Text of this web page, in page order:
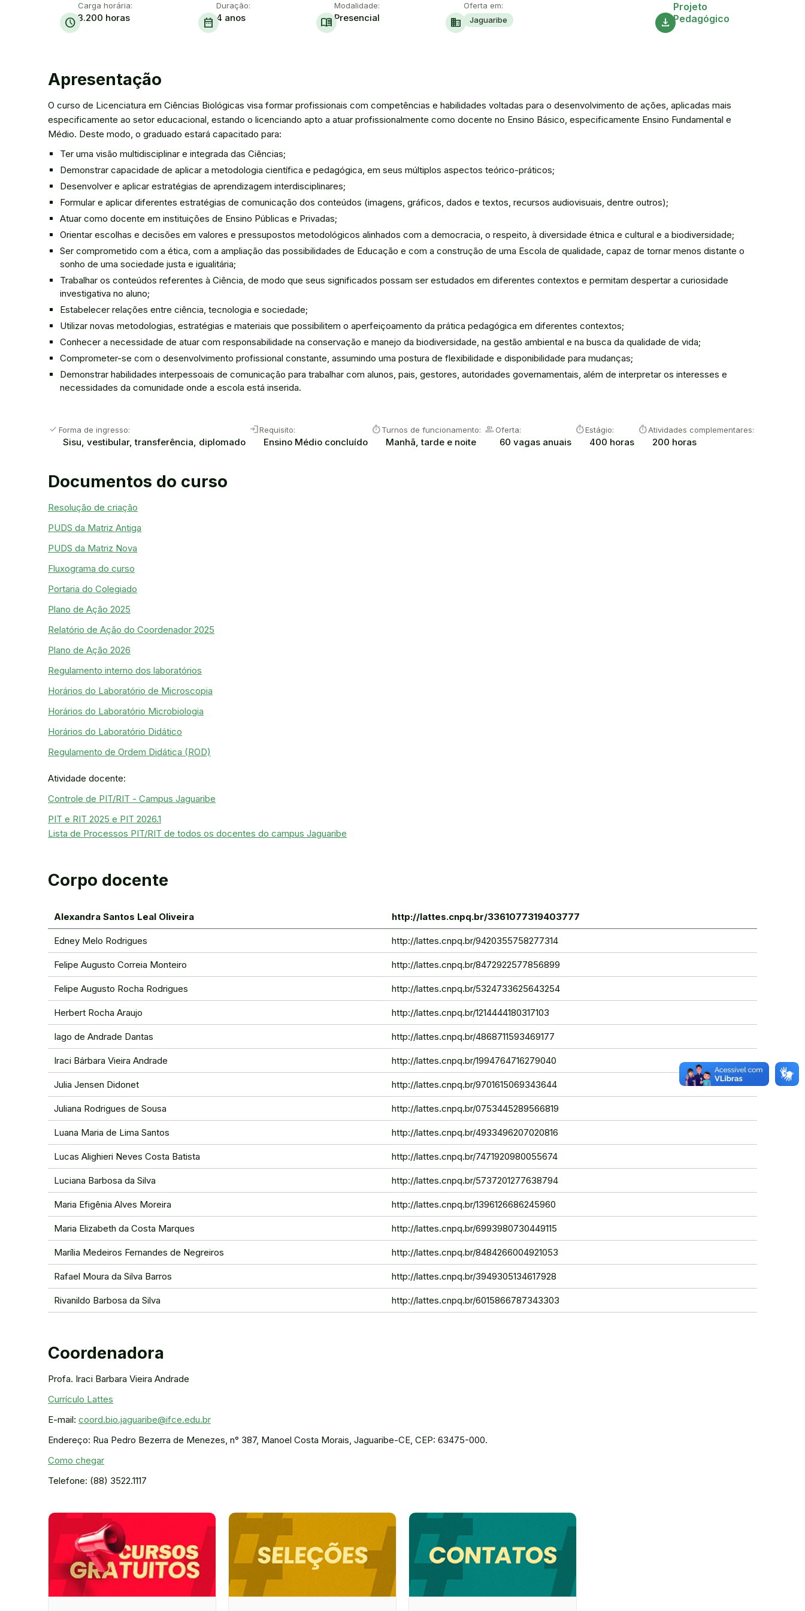
schedule
Carga horária:
3.200 horas date_range
Duração:
4 anos menu_book
Modalidade:
Presencial domain
Oferta em:
Jaguaribe
download
Projeto
Pedagógico
Apresentação
O curso de Licenciatura em Ciências Biológicas visa formar profissionais com competências e habilidades voltadas para o desenvolvimento de ações, aplicadas mais
especificamente ao setor educacional, estando o licenciando apto a atuar profissionalmente como docente no Ensino Básico, especificamente Ensino Fundamental e
Médio. Deste modo, o graduado estará capacitado para:
Ter uma visão multidisciplinar e integrada das Ciências;
Demonstrar capacidade de aplicar a metodologia científica e pedagógica, em seus múltiplos aspectos teórico-práticos;
Desenvolver e aplicar estratégias de aprendizagem interdisciplinares;
Formular e aplicar diferentes estratégias de comunicação dos conteúdos (imagens, gráficos, dados e textos, recursos audiovisuais, dentre outros);
Atuar como docente em instituições de Ensino Públicas e Privadas;
Orientar escolhas e decisões em valores e pressupostos metodológicos alinhados com a democracia, o respeito, à diversidade étnica e cultural e a biodiversidade;
Ser comprometido com a ética, com a ampliação das possibilidades de Educação e com a construção de uma Escola de qualidade, capaz de tornar menos distante o
sonho de uma sociedade justa e igualitária;
Trabalhar os conteúdos referentes à Ciência, de modo que seus significados possam ser estudados em diferentes contextos e permitam despertar a curiosidade
investigativa no aluno;
Estabelecer relações entre ciência, tecnologia e sociedade;
Utilizar novas metodologias, estratégias e materiais que possibilitem o aperfeiçoamento da prática pedagógica em diferentes contextos;
Conhecer a necessidade de atuar com responsabilidade na conservação e manejo da biodiversidade, na gestão ambiental e na busca da qualidade de vida;
Comprometer-se com o desenvolvimento profissional constante, assumindo uma postura de flexibilidade e disponibilidade para mudanças;
Demonstrar habilidades interpessoais de comunicação para trabalhar com alunos, pais, gestores, autoridades governamentais, além de interpretar os interesses e
necessidades da comunidade onde a escola está inserida.
check Forma de ingresso:
Sisu, vestibular, transferência, diplomado
loginRequisito:
Ensino Médio concluído
timerTurnos de funcionamento:
Manhã, tarde e noite
groupOferta:
60 vagas anuais
timerEstágio:
400 horas
timerAtividades complementares:
200 horas
Documentos do curso
Resolução de criação
PUDS da Matriz Antiga
PUDS da Matriz Nova
Fluxograma do curso
Portaria do Colegiado
Plano de Ação 2025
Relatório de Ação do Coordenador 2025
Plano de Ação 2026
Regulamento interno dos laboratórios
Horários do Laboratório de Microscopia
Horários do Laboratório Microbiologia
Horários do Laboratório Didático
Regulamento de Ordem Didática (ROD)
Atividade docente:
Controle de PIT/RIT - Campus Jaguaribe
PIT e RIT 2025 e PIT 2026.1
Lista de Processos PIT/RIT de todos os docentes do campus Jaguaribe
Corpo docente
Alexandra Santos Leal Oliveira http://lattes.cnpq.br/3361077319403777
Edney Melo Rodrigues http://lattes.cnpq.br/9420355758277314
Felipe Augusto Correia Monteiro http://lattes.cnpq.br/8472922577856899
Felipe Augusto Rocha Rodrigues http://lattes.cnpq.br/5324733625643254
Herbert Rocha Araujo http://lattes.cnpq.br/1214444180317103
Iago de Andrade Dantas http://lattes.cnpq.br/4868711593469177
Iraci Bárbara Vieira Andrade http://lattes.cnpq.br/1994764716279040
Julia Jensen Didonet http://lattes.cnpq.br/9701615069343644
Juliana Rodrigues de Sousa http://lattes.cnpq.br/0753445289566819
Luana Maria de Lima Santos http://lattes.cnpq.br/4933496207020816
Lucas Alighieri Neves Costa Batista http://lattes.cnpq.br/7471920980055674
Luciana Barbosa da Silva http://lattes.cnpq.br/5737201277638794
Maria Efigênia Alves Moreira http://lattes.cnpq.br/1396126686245960
Maria Elizabeth da Costa Marques http://lattes.cnpq.br/6993980730449115
Marília Medeiros Fernandes de Negreiros http://lattes.cnpq.br/8484266004921053
Rafael Moura da Silva Barros http://lattes.cnpq.br/3949305134617928
Rivanildo Barbosa da Silva http://lattes.cnpq.br/6015866787343303
Coordenadora
Profa. Iraci Barbara Vieira Andrade
Currículo Lattes
E-mail: coord.bio.jaguaribe@ifce.edu.br
Endereço: Rua Pedro Bezerra de Menezes, n° 387, Manoel Costa Morais, Jaguaribe-CE, CEP: 63475-000.
Como chegar
Telefone: (88) 3522.1117